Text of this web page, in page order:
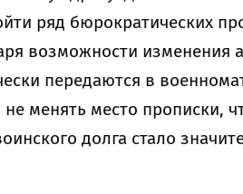
ряд бюрократических
возможности изменения
передаются в
менять место прописки,
долга стало